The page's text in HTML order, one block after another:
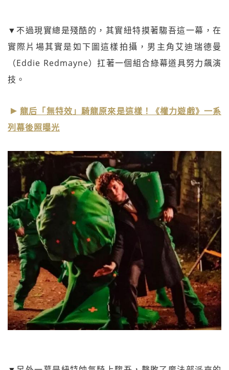
▼不過現實總是殘酷的，其實紐特摸著騶吾這一幕，在
實際片場其實是如下圖這樣拍攝，男主角艾迪瑞德曼
（Eddie Redmayne）扛著一個組合綠幕道具努力飆演
技。
龍后「無特效」騎龍原來是這樣！《權力遊戲》一系
列幕後照曝光